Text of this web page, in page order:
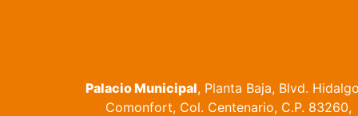
Palacio Municipal, Planta Baja, Blvd.
Comonfort, Col. Centenario, C.P. 83260,